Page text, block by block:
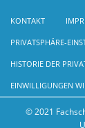
KONTAKT
PRIVATSPHÄRE-
HISTORIE DER
EINWILLIGUNGEN
© 2021